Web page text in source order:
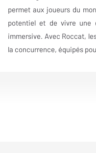
permet aux joueurs du
potentiel et de vivre une
immersive. Avec Roccat,
la concurrence, équipés